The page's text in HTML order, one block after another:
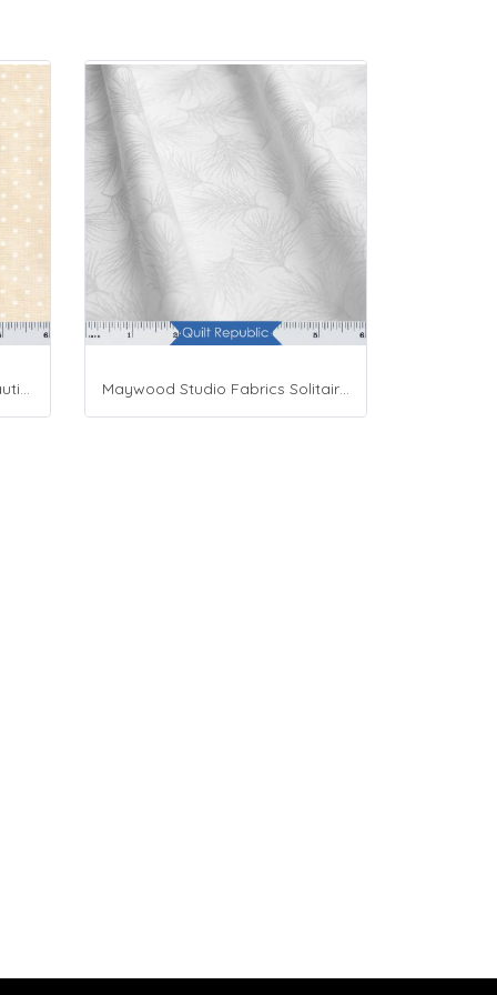
Maywood Studio Fabrics Beautiful Basics Maywood Studio Fabrics Solitaire Whites